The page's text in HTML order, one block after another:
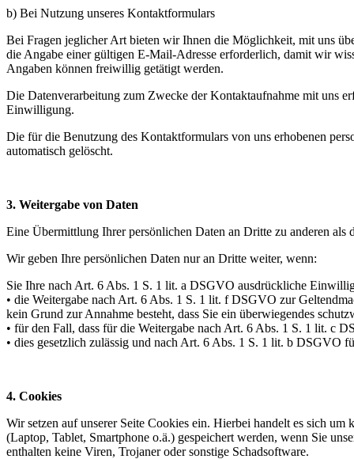
b) Bei Nutzung unseres Kontaktformulars
Bei Fragen jeglicher Art bieten wir Ihnen die Möglichkeit, mit uns
die Angabe einer gültigen E-Mail-Adresse erforderlich, damit wir
Angaben können freiwillig getätigt werden.
Die Datenverarbeitung zum Zwecke der Kontaktaufnahme mit uns
Einwilligung.
Die für die Benutzung des Kontaktformulars von uns erhobenen
automatisch gelöscht.
3. Weitergabe von Daten
Eine Übermittlung Ihrer persönlichen Daten an Dritte zu anderen
Wir geben Ihre persönlichen Daten nur an Dritte weiter, wenn:
Sie Ihre nach Art. 6 Abs. 1 S. 1 lit. a DSGVO ausdrückliche
• die Weitergabe nach Art. 6 Abs. 1 S. 1 lit. f DSGVO zur
kein Grund zur Annahme besteht, dass Sie ein überwiegendes
• für den Fall, dass für die Weitergabe nach Art. 6 Abs. 1 S. 1 lit. c
• dies gesetzlich zulässig und nach Art. 6 Abs. 1 S. 1 lit. b DSGVO
4. Cookies
Wir setzen auf unserer Seite Cookies ein. Hierbei handelt es sich
(Laptop, Tablet, Smartphone o.ä.) gespeichert werden, wenn Sie
enthalten keine Viren, Trojaner oder sonstige Schadsoftware.